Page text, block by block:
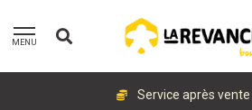
MENU
Service après